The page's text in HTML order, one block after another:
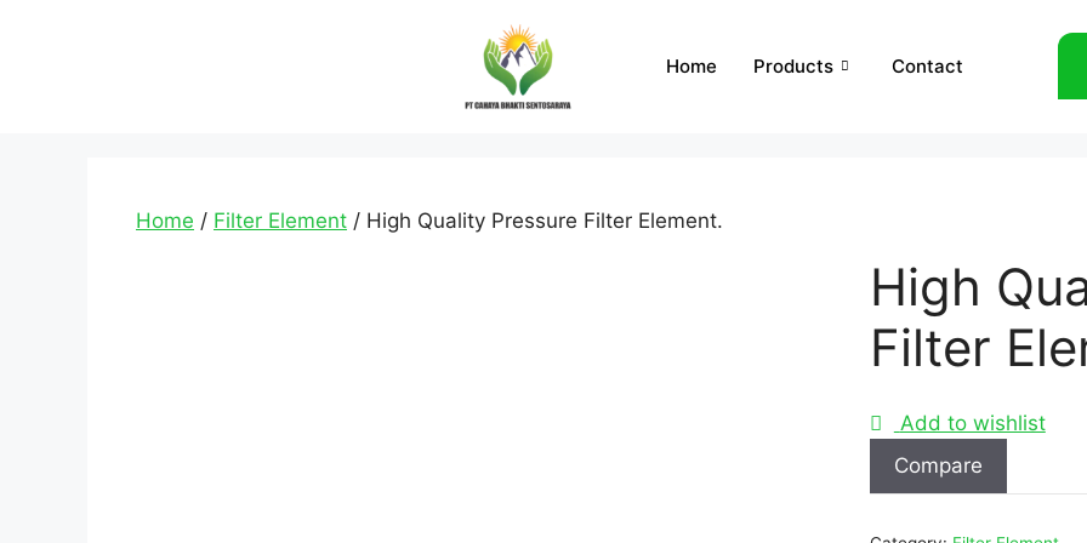
Home Products Contact
Home / Filter Element / High Quality Pressure Filter Element.
High
Filter
Add to wishlist
Compare